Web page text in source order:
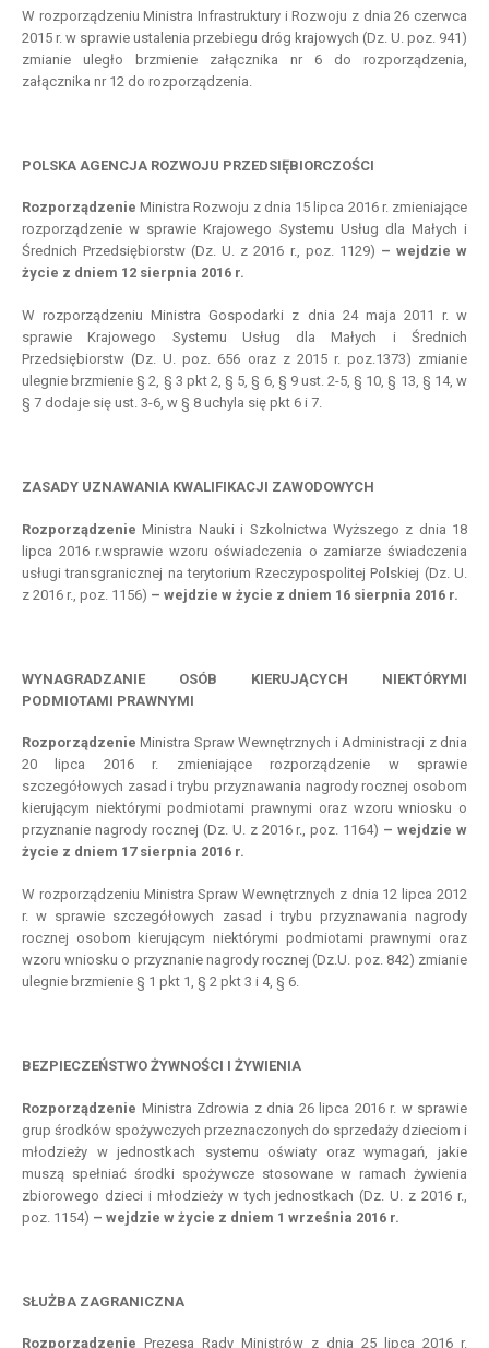
W rozporządzeniu Ministra Infrastruktury i Rozwoju z dnia 26 czerwca
2015 r. w sprawie ustalenia przebiegu dróg krajowych (Dz. U. poz. 941)
zmianie uległo brzmienie załącznika nr 6 do rozporządzenia,
załącznika nr 12 do rozporządzenia.
POLSKA AGENCJA ROZWOJU PRZEDSIĘBIORCZOŚCI
Rozporządzenie Ministra Rozwoju z dnia 15 lipca 2016 r. zmieniające
rozporządzenie w sprawie Krajowego Systemu Usług dla Małych i
Średnich Przedsiębiorstw (Dz. U. z 2016 r., poz. 1129) – wejdzie w
życie z dniem 12 sierpnia 2016 r.
W rozporządzeniu Ministra Gospodarki z dnia 24 maja 2011 r. w
sprawie Krajowego Systemu Usług dla Małych i Średnich
Przedsiębiorstw (Dz. U. poz. 656 oraz z 2015 r. poz.1373) zmianie
ulegnie brzmienie § 2, § 3 pkt 2, § 5, § 6, § 9 ust. 2-5, § 10, § 13, § 14, w
§ 7 dodaje się ust. 3-6, w § 8 uchyla się pkt 6 i 7.
ZASADY UZNAWANIA KWALIFIKACJI ZAWODOWYCH
Rozporządzenie Ministra Nauki i Szkolnictwa Wyższego z dnia 18
lipca 2016 r.wsprawie wzoru oświadczenia o zamiarze świadczenia
usługi transgranicznej na terytorium Rzeczypospolitej Polskiej (Dz. U.
z 2016 r., poz. 1156) – wejdzie w życie z dniem 16 sierpnia 2016 r.
WYNAGRADZANIE OSÓB KIERUJĄCYCH NIEKTÓRYMI
PODMIOTAMI PRAWNYMI
Rozporządzenie Ministra Spraw Wewnętrznych i Administracji z dnia
20 lipca 2016 r. zmieniające rozporządzenie w sprawie
szczegółowych zasad i trybu przyznawania nagrody rocznej osobom
kierującym niektórymi podmiotami prawnymi oraz wzoru wniosku o
przyznanie nagrody rocznej (Dz. U. z 2016 r., poz. 1164) – wejdzie w
życie z dniem 17 sierpnia 2016 r.
W rozporządzeniu Ministra Spraw Wewnętrznych z dnia 12 lipca 2012
r. w sprawie szczegółowych zasad i trybu przyznawania nagrody
rocznej osobom kierującym niektórymi podmiotami prawnymi oraz
wzoru wniosku o przyznanie nagrody rocznej (Dz.U. poz. 842) zmianie
ulegnie brzmienie § 1 pkt 1, § 2 pkt 3 i 4, § 6.
BEZPIECZEŃSTWO ŻYWNOŚCI I ŻYWIENIA
Rozporządzenie Ministra Zdrowia z dnia 26 lipca 2016 r. w sprawie
grup środków spożywczych przeznaczonych do sprzedaży dzieciom i
młodzieży w jednostkach systemu oświaty oraz wymagań, jakie
muszą spełniać środki spożywcze stosowane w ramach żywienia
zbiorowego dzieci i młodzieży w tych jednostkach (Dz. U. z 2016 r.,
poz. 1154) – wejdzie w życie z dniem 1 września 2016 r.
SŁUŻBA ZAGRANICZNA
Rozporządzenie Prezesa Rady Ministrów z dnia 25 lipca 2016 r.